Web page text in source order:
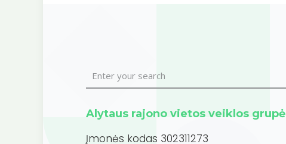
Alytaus rajono vietos veiklos grupė
Įmonės kodas 302311273